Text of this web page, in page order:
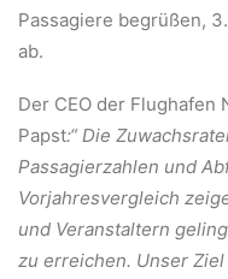
Passagiere begrüßen,
ab.
Der CEO der Flughafen
Papst:“ Die
Passagierzahlen und
Vorjahresvergleich
und Veranstaltern
zu erreichen. Unser